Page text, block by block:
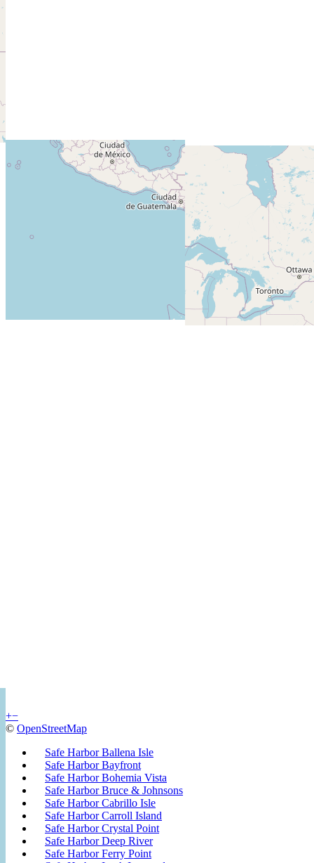
+−
© OpenStreetMap
Safe Harbor Ballena Isle
Safe Harbor Bayfront
Safe Harbor Bohemia Vista
Safe Harbor Bruce & Johnsons
Safe Harbor Cabrillo Isle
Safe Harbor Carroll Island
Safe Harbor Crystal Point
Safe Harbor Deep River
Safe Harbor Ferry Point